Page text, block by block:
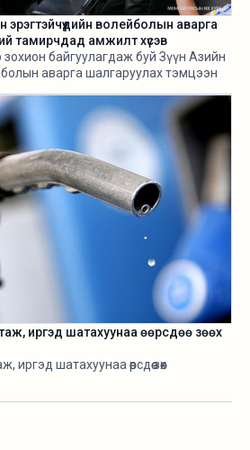
эрэгтэйчүүдийн волейболын аварга
тамирчдад амжилт хүсэв
байгуулагдаж буй Зүүн Азийн
аварга шалгаруулах тэмцээн
иргэд шатахуунаа өөрсдөө зөөх
шатахуунаа өөрсдөө зөөх